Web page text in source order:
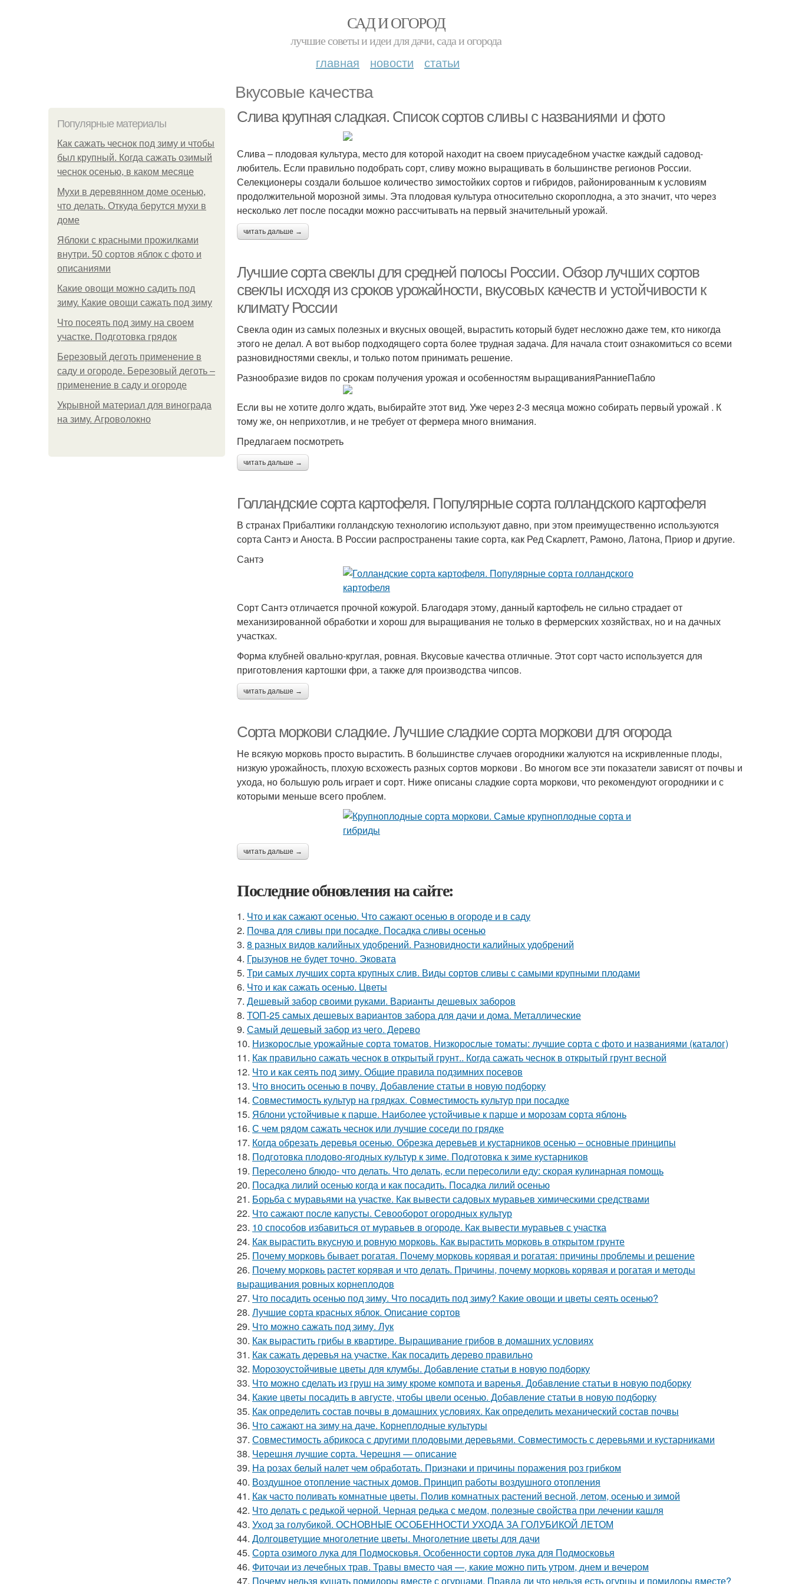
САД И ОГОРОД
лучшие советы и идеи для дачи, сада и огорода
главная новости статьи
Вкусовые качества
Популярные материалы
Как сажать чеснок под зиму и чтобы
был крупный. Когда сажать озимый
чеснок осенью, в каком месяце
Мухи в деревянном доме осенью,
что делать. Откуда берутся мухи в
доме
Яблоки с красными прожилками
внутри. 50 сортов яблок с фото и
описаниями
Какие овощи можно садить под
зиму. Какие овощи сажать под зиму
Что посеять под зиму на своем
участке. Подготовка грядок
Березовый деготь применение в
саду и огороде. Березовый деготь –
применение в саду и огороде
Укрывной материал для винограда
на зиму. Агроволокно
Слива крупная сладкая. Список сортов сливы с названиями и фото
Слива – плодовая культура, место для которой находит на своем приусадебном участке каждый садовод-
любитель. Если правильно подобрать сорт, сливу можно выращивать в большинстве регионов России.
Селекционеры создали большое количество зимостойких сортов и гибридов, районированным к условиям
продолжительной морозной зимы. Эта плодовая культура относительно скороплодна, а это значит, что через
несколько лет после посадки можно рассчитывать на первый значительный урожай.
читать дальше →
Лучшие сорта свеклы для средней полосы России. Обзор лучших сортов
свеклы исходя из сроков урожайности, вкусовых качеств и устойчивости к
климату России
Свекла один из самых полезных и вкусных овощей, вырастить который будет несложно даже тем, кто никогда
этого не делал. А вот выбор подходящего сорта более трудная задача. Для начала стоит ознакомиться со всеми
разновидностями свеклы, и только потом принимать решение.
Разнообразие видов по срокам получения урожая и особенностям выращиванияРанниеПабло
Если вы не хотите долго ждать, выбирайте этот вид. Уже через 2-3 месяца можно собирать первый урожай . К
тому же, он неприхотлив, и не требует от фермера много внимания.
Предлагаем посмотреть
читать дальше →
Голландские сорта картофеля. Популярные сорта голландского картофеля
В странах Прибалтики голландскую технологию используют давно, при этом преимущественно используются
сорта Сантэ и Аноста. В России распространены такие сорта, как Ред Скарлетт, Рамоно, Латона, Приор и другие.
Сантэ
Сорт Сантэ отличается прочной кожурой. Благодаря этому, данный картофель не сильно страдает от
механизированной обработки и хорош для выращивания не только в фермерских хозяйствах, но и на дачных
участках.
Форма клубней овально-круглая, ровная. Вкусовые качества отличные. Этот сорт часто используется для
приготовления картошки фри, а также для производства чипсов.
читать дальше →
Сорта моркови сладкие. Лучшие сладкие сорта моркови для огорода
Не всякую морковь просто вырастить. В большинстве случаев огородники жалуются на искривленные плоды,
низкую урожайность, плохую всхожесть разных сортов моркови . Во многом все эти показатели зависят от почвы и
ухода, но большую роль играет и сорт. Ниже описаны сладкие сорта моркови, что рекомендуют огородники и с
которыми меньше всего проблем.
читать дальше →
Последние обновления на сайте:
1. Что и как сажают осенью. Что сажают осенью в огороде и в саду
2. Почва для сливы при посадке. Посадка сливы осенью
3. 8 разных видов калийных удобрений. Разновидности калийных удобрений
4. Грызунов не будет точно. Эковата
5. Три самых лучших сорта крупных слив. Виды сортов сливы с самыми крупными плодами
6. Что и как сажать осенью. Цветы
7. Дешевый забор своими руками. Варианты дешевых заборов
8. ТОП-25 самых дешевых вариантов забора для дачи и дома. Металлические
9. Самый дешевый забор из чего. Дерево
10. Низкорослые урожайные сорта томатов. Низкорослые томаты: лучшие сорта с фото и названиями (каталог)
11. Как правильно сажать чеснок в открытый грунт.. Когда сажать чеснок в открытый грунт весной
12. Что и как сеять под зиму. Общие правила подзимних посевов
13. Что вносить осенью в почву. Добавление статьи в новую подборку
14. Совместимость культур на грядках. Совместимость культур при посадке
15. Яблони устойчивые к парше. Наиболее устойчивые к парше и морозам сорта яблонь
16. С чем рядом сажать чеснок или лучшие соседи по грядке
17. Когда обрезать деревья осенью. Обрезка деревьев и кустарников осенью – основные принципы
18. Подготовка плодово-ягодных культур к зиме. Подготовка к зиме кустарников
19. Пересолено блюдо- что делать. Что делать, если пересолили еду: скорая кулинарная помощь
20. Посадка лилий осенью когда и как посадить. Посадка лилий осенью
21. Борьба с муравьями на участке. Как вывести садовых муравьев химическими средствами
22. Что сажают после капусты. Севооборот огородных культур
23. 10 способов избавиться от муравьев в огороде. Как вывести муравьев с участка
24. Как вырастить вкусную и ровную морковь. Как вырастить морковь в открытом грунте
25. Почему морковь бывает рогатая. Почему морковь корявая и рогатая: причины проблемы и решение
26. Почему морковь растет корявая и что делать. Причины, почему морковь корявая и рогатая и методы
выращивания ровных корнеплодов
27. Что посадить осенью под зиму. Что посадить под зиму? Какие овощи и цветы сеять осенью?
28. Лучшие сорта красных яблок. Описание сортов
29. Что можно сажать под зиму. Лук
30. Как вырастить грибы в квартире. Выращивание грибов в домашних условиях
31. Как сажать деревья на участке. Как посадить дерево правильно
32. Морозоустойчивые цветы для клумбы. Добавление статьи в новую подборку
33. Что можно сделать из груш на зиму кроме компота и варенья. Добавление статьи в новую подборку
34. Какие цветы посадить в августе, чтобы цвели осенью. Добавление статьи в новую подборку
35. Как определить состав почвы в домашних условиях. Как определить механический состав почвы
36. Что сажают на зиму на даче. Корнеплодные культуры
37. Совместимость абрикоса с другими плодовыми деревьями. Совместимость с деревьями и кустарниками
38. Черешня лучшие сорта. Черешня — описание
39. На розах белый налет чем обработать. Признаки и причины поражения роз грибком
40. Воздушное отопление частных домов. Принцип работы воздушного отопления
41. Как часто поливать комнатные цветы. Полив комнатных растений весной, летом, осенью и зимой
42. Что делать с редькой черной. Черная редька с медом, полезные свойства при лечении кашля
43. Уход за голубикой. ОСНОВНЫЕ ОСОБЕННОСТИ УХОДА ЗА ГОЛУБИКОЙ ЛЕТОМ
44. Долгоцветущие многолетние цветы. Многолетние цветы для дачи
45. Сорта озимого лука для Подмосковья. Особенности сортов лука для Подмосковья
46. Фиточаи из лечебных трав. Травы вместо чая —, какие можно пить утром, днем и вечером
47. Почему нельзя кушать помидоры вместе с огурцами. Правда ли что нельзя есть огурцы и помидоры вместе?